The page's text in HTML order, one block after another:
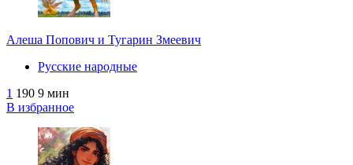
Алеша Попович и Тугарин Змеевич
Русские народные
1 190 9 мин
В избранное